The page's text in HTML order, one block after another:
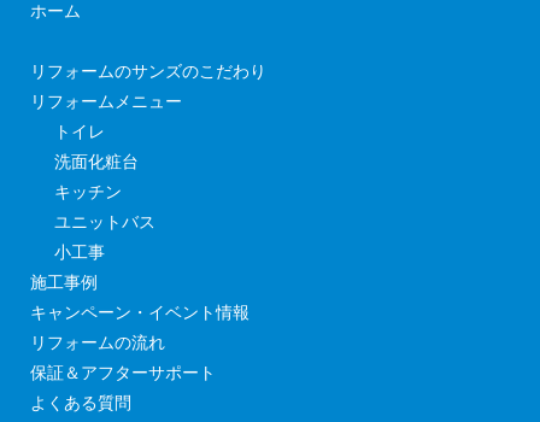
ホーム
リフォームのサンズのこだわり
リフォームメニュー
トイレ
洗面化粧台
キッチン
ユニットバス
小工事
施工事例
キャンペーン・イベント情報
リフォームの流れ
保証＆アフターサポート
よくある質問